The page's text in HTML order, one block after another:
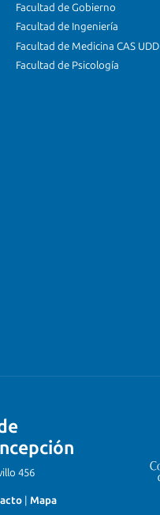
Facultad de Gobierno
Facultad de Ingeniería
Facultad de Medicina CAS UDD
Facultad de Psicología
456
Mapa